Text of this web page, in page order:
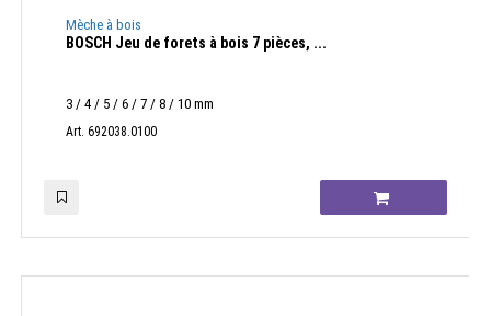
Mèche à bois
BOSCH Jeu de forets à bois 7 pièces, ...
3 / 4 / 5 / 6 / 7 / 8 / 10 mm
Art. 692038.0100